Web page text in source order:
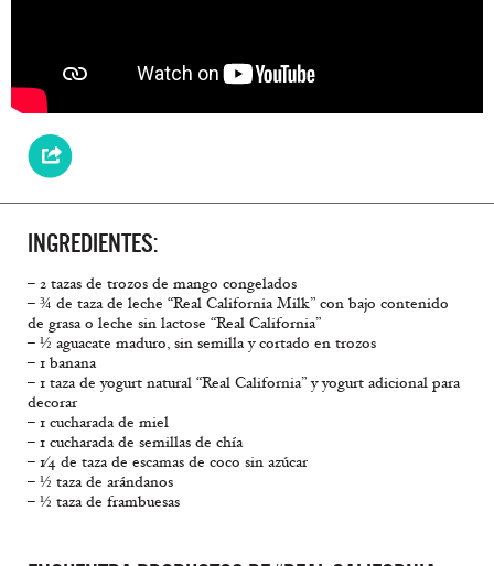
INGREDIENTES:
– 2 tazas de trozos de mango congelados
– ¾ de taza de leche “Real California Milk” con bajo contenido
de grasa o leche sin lactose “Real California”
– ½ aguacate maduro, sin semilla y cortado en trozos
– 1 banana
– 1 taza de yogurt natural “Real California” y yogurt adicional para
decorar
– 1 cucharada de miel
– 1 cucharada de semillas de chía
– 1⁄4 de taza de escamas de coco sin azúcar
– ½ taza de arándanos
– ½ taza de frambuesas